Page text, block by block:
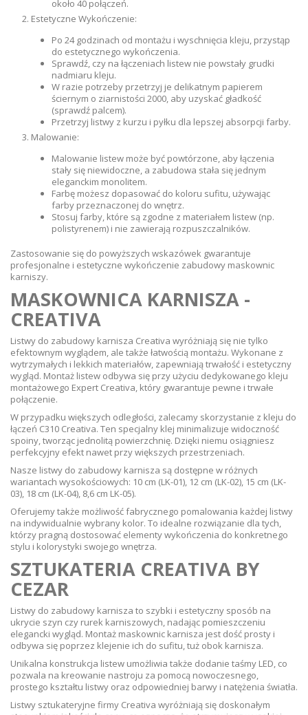
około 40 połączeń.
Estetyczne Wykończenie:
Po 24 godzinach od montażu i wyschnięcia kleju, przystąp
do estetycznego wykończenia.
Sprawdź, czy na łączeniach listew nie powstały grudki
nadmiaru kleju.
W razie potrzeby przetrzyj je delikatnym papierem
ściernym o ziarnistości 2000, aby uzyskać gładkość
(sprawdź palcem).
Przetrzyj listwy z kurzu i pyłku dla lepszej absorpcji farby.
Malowanie:
Malowanie listew może być powtórzone, aby łączenia
stały się niewidoczne, a zabudowa stała się jednym
eleganckim monolitem.
Farbę możesz dopasować do koloru sufitu, używając
farby przeznaczonej do wnętrz.
Stosuj farby, które są zgodne z materiałem listew (np.
polistyrenem) i nie zawierają rozpuszczalników.
Zastosowanie się do powyższych wskazówek gwarantuje
profesjonalne i estetyczne wykończenie zabudowy maskownic
karniszy.
MASKOWNICA KARNISZA -
CREATIVA
Listwy do zabudowy karnisza Creativa wyróżniają się nie tylko
efektownym wyglądem, ale także łatwością montażu. Wykonane z
wytrzymałych i lekkich materiałów, zapewniają trwałość i estetyczny
wygląd. Montaż listew odbywa się przy użyciu dedykowanego kleju
montażowego Expert Creativa, który gwarantuje pewne i trwałe
połączenie.
W przypadku większych odległości, zalecamy skorzystanie z kleju do
łączeń C310 Creativa. Ten specjalny klej minimalizuje widoczność
spoiny, tworząc jednolitą powierzchnię. Dzięki niemu osiągniesz
perfekcyjny efekt nawet przy większych przestrzeniach.
Nasze listwy do zabudowy karnisza są dostępne w różnych
wariantach wysokościowych: 10 cm (LK-01), 12 cm (LK-02), 15 cm (LK-
03), 18 cm (LK-04), 8,6 cm LK-05).
Oferujemy także możliwość fabrycznego pomalowania każdej listwy
na indywidualnie wybrany kolor. To idealne rozwiązanie dla tych,
którzy pragną dostosować elementy wykończenia do konkretnego
stylu i kolorystyki swojego wnętrza.
SZTUKATERIA CREATIVA BY
CEZAR
Listwy do zabudowy karnisza to szybki i estetyczny sposób na
ukrycie szyn czy rurek karniszowych, nadając pomieszczeniu
elegancki wygląd. Montaż maskownic karnisza jest dość prosty i
odbywa się poprzez klejenie ich do sufitu, tuż obok karnisza.
Unikalna konstrukcja listew umożliwia także dodanie taśmy LED, co
pozwala na kreowanie nastroju za pomocą nowoczesnego,
prostego kształtu listwy oraz odpowiedniej barwy i natężenia światła.
Listwy sztukateryjne firmy Creativa wyróżniają się doskonałym